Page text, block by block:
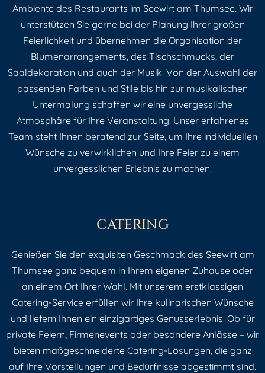
Ambiente des Restaurants im Seewirt am Thumsee. Wir
unterstützen Sie gerne bei der Planung Ihrer großen
Feierlichkeit und übernehmen die Organisation der
Blumenarrangements, des Tischschmucks, der
Saaldekoration und auch der Musik. Von der Auswahl der
passenden Farben und Stile bis hin zur musikalischen
Untermalung schaffen wir eine unvergessliche
Atmosphäre für Ihre Veranstaltung. Unser erfahrenes
Team steht Ihnen beratend zur Seite, um Ihre individuellen
Wünsche zu verwirklichen und Ihre Feier zu einem
unvergesslichen Erlebnis zu machen.
CATERING
Genießen Sie den exquisiten Geschmack des Seewirt am
Thumsee ganz bequem in Ihrem eigenen Zuhause oder
an einem Ort Ihrer Wahl. Mit unserem erstklassigen
Catering-Service erfüllen wir Ihre kulinarischen Wünsche
und liefern Ihnen ein einzigartiges Genusserlebnis. Ob für
private Feiern, Firmenevents oder besondere Anlässe – wir
bieten maßgeschneiderte Catering-Lösungen, die ganz
auf Ihre Vorstellungen und Bedürfnisse abgestimmt sind.